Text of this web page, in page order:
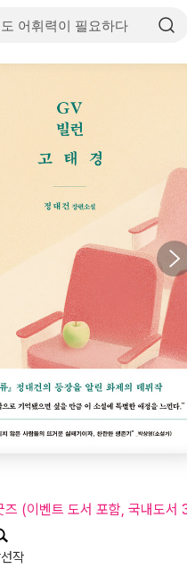
(이벤트 도서 포함, 국내도서
작